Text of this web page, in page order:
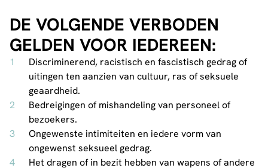
DE VOLGENDE VERBODEN
GELDEN VOOR IEDEREEN:
Discriminerend, racistisch en fascistisch gedrag of
uitingen ten aanzien van cultuur, ras of seksuele
geaardheid.
Bedreigingen of mishandeling van personeel of
bezoekers.
Ongewenste intimiteiten en iedere vorm van
ongewenst seksueel gedrag.
Het dragen of in bezit hebben van wapens of andere